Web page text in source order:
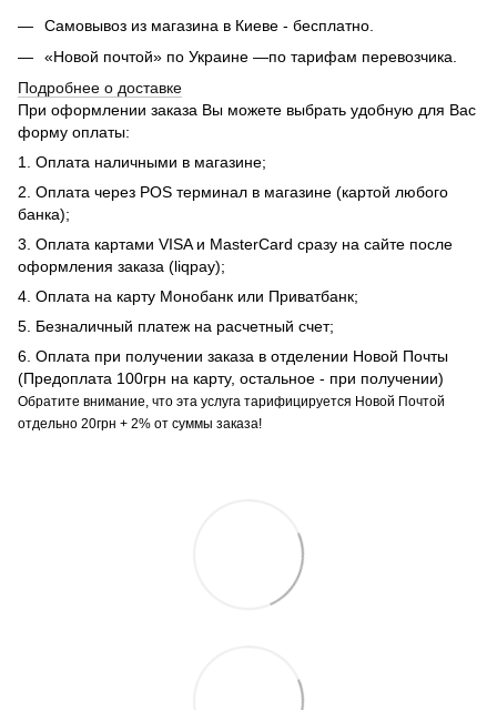
Самовывоз из магазина в Киеве - бесплатно.
«Новой почтой» по Украине —по тарифам перевозчика.
Подробнее о доставке
При оформлении заказа Вы можете выбрать удобную для Вас
форму оплаты:
1. Оплата наличными в магазине;
2. Оплата через POS терминал в магазине (картой любого
банка);
3. Оплата картами VISA и MasterCard сразу на сайте после
оформления заказа (liqpay);
4. Оплата на карту Монобанк или Приватбанк;
5. Безналичный платеж на расчетный счет;
6. Оплата при получении заказа в отделении Новой Почты
(Предоплата 100грн на карту, остальное - при получении)
Обратите внимание, что эта услуга тарифицируется Новой Почтой
отдельно 20грн + 2% от суммы заказа!